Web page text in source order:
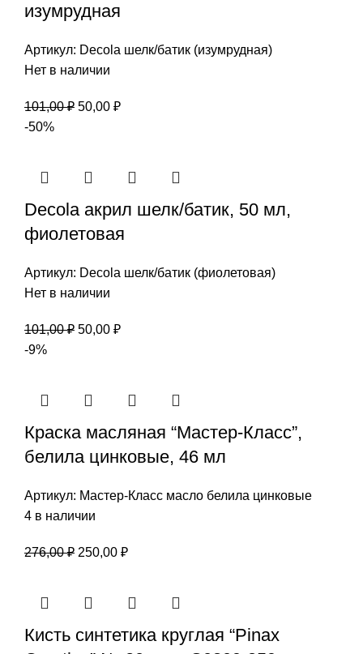
изумрудная
Артикул: Decola шелк/батик (изумрудная)
Нет в наличии
101,00₽ Первоначальная
50,00 ₽Текущая
-50%
Decola акрил шелк/батик, 50 мл,
фиолетовая
Артикул: Decola шелк/батик (фиолетовая)
Нет в наличии
101,00₽ Первоначальная
50,00 ₽Текущая
-9%
Краска масляная “Мастер-Класс”,
белила цинковые, 46 мл
Артикул: Мастер-Класс масло белила цинковые
4 в наличии
276,00₽ Первоначальная
276,00 ₽.
250,00 ₽Текущая
Кисть синтетика круглая “Pinax